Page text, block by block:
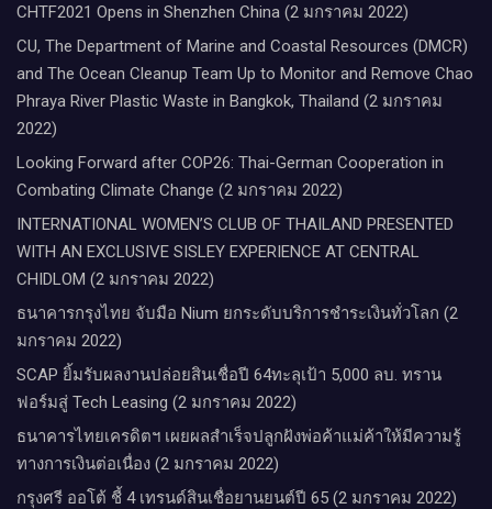
CHTF2021 Opens in Shenzhen China (2 มกราคม 2022)
CU, The Department of Marine and Coastal Resources (DMCR)
and The Ocean Cleanup Team Up to Monitor and Remove Chao
Phraya River Plastic Waste in Bangkok, Thailand (2 มกราคม
2022)
Looking Forward after COP26: Thai-German Cooperation in
Combating Climate Change (2 มกราคม 2022)
INTERNATIONAL WOMEN’S CLUB OF THAILAND PRESENTED
WITH AN EXCLUSIVE SISLEY EXPERIENCE AT CENTRAL
CHIDLOM (2 มกราคม 2022)
ธนาคารกรุงไทย จับมือ Nium ยกระดับบริการชำระเงินทั่วโลก (2
มกราคม 2022)
SCAP ยิ้มรับผลงานปล่อยสินเชื่อปี 64ทะลุเป้า 5,000 ลบ. ทราน
ฟอร์มสู่ Tech Leasing (2 มกราคม 2022)
ธนาคารไทยเครดิตฯ เผยผลสำเร็จปลูกฝังพ่อค้าแม่ค้าให้มีความรู้
ทางการเงินต่อเนื่อง (2 มกราคม 2022)
กรุงศรี ออโต้ ชี้ 4 เทรนด์สินเชื่อยานยนต์ปี 65 (2 มกราคม 2022)